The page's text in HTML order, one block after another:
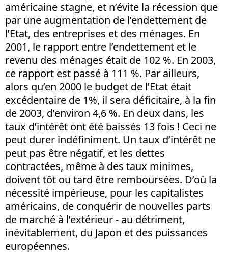
américaine stagne, et n’évite la récession que
par une augmentation de l’endettement de
l’Etat, des entreprises et des ménages. En
2001, le rapport entre l’endettement et le
revenu des ménages était de 102 %. En 2003,
ce rapport est passé à 111 %. Par ailleurs,
alors qu’en 2000 le budget de l’Etat était
excédentaire de 1%, il sera déficitaire, à la fin
de 2003, d’environ 4,6 %. En deux dans, les
taux d’intérêt ont été baissés 13 fois ! Ceci ne
peut durer indéfiniment. Un taux d’intérêt ne
peut pas être négatif, et les dettes
contractées, même à des taux minimes,
doivent tôt ou tard être remboursées. D’où la
nécessité impérieuse, pour les capitalistes
américains, de conquérir de nouvelles parts
de marché à l’extérieur - au détriment,
inévitablement, du Japon et des puissances
européennes.